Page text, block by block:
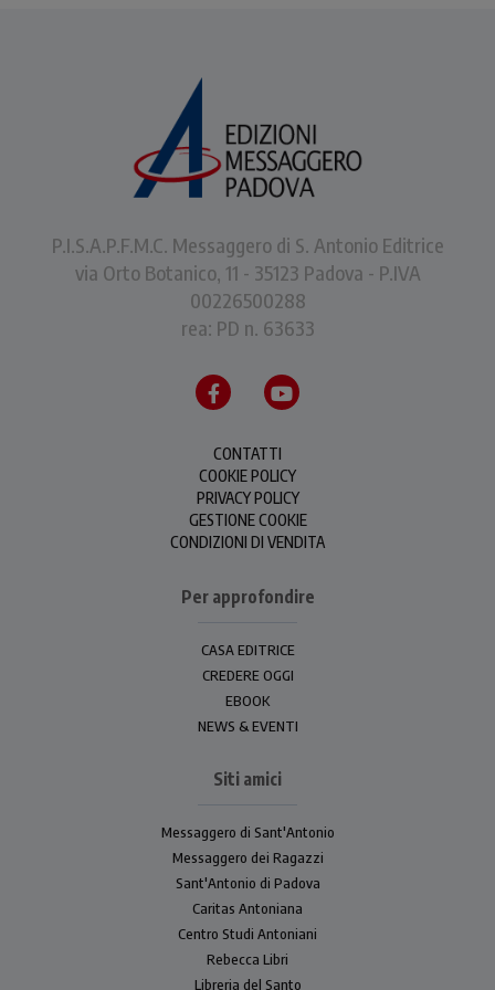
P.I.S.A.P.F.M.C. Messaggero di S. Antonio Editrice
via Orto Botanico, 11 - 35123 Padova - P.IVA
00226500288
rea: PD n. 63633
CONTATTI
COOKIE POLICY
PRIVACY POLICY
GESTIONE COOKIE
CONDIZIONI DI VENDITA
Per approfondire
CASA EDITRICE
CREDERE OGGI
EBOOK
NEWS & EVENTI
Siti amici
Messaggero di Sant'Antonio
Messaggero dei Ragazzi
Sant'Antonio di Padova
Caritas Antoniana
Centro Studi Antoniani
Rebecca Libri
Libreria del Santo